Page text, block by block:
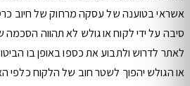
אשראי בטוענה של עסקה מרחוק של חיוב
סיבה על ידי לקוח או גולש לא תהווה
לאתר לדרוש ולתבוע את כספו באופן בו
או הגולש יהפוך לשטר חוב של הלקוח כלפי